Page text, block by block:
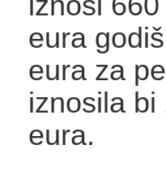
eura
eura za
iznosila
eura.